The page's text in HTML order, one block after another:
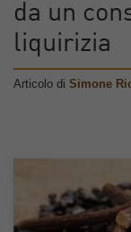
da un
liquirizia
Articolo di Simone